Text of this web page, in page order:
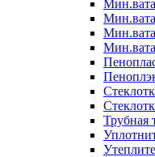
Трубная